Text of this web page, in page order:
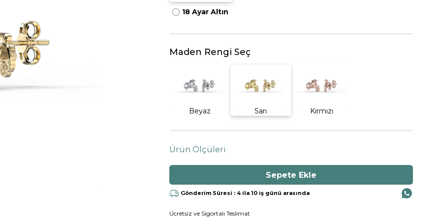
TAMTUR YÜZÜK
HARFLI KOLYE UCU
18 Ayar Altın
Maden Rengi Seç
Beyaz Sarı Kırmızı
Ürün Ölçüleri
Gönderim Süresi : 4 ila 10 iş günü arasında
Ücretsiz ve Sigortalı Teslimat